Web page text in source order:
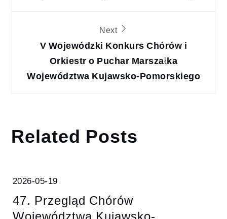
Next
V Wojewódzki Konkurs Chórów i
Orkiestr o Puchar Marszałka
Województwa Kujawsko-Pomorskiego
Related Posts
2026-05-19
47. Przegląd Chórów